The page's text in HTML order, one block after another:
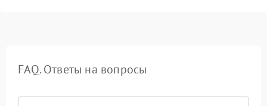
FAQ. Ответы на вопросы